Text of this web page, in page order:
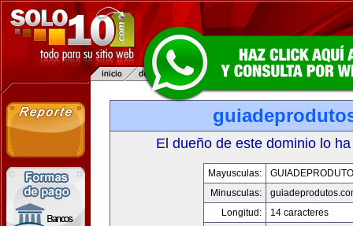
El dueño de este dominio lo
Mayusculas:
Minusculas:
Longitud:
14 caracteres